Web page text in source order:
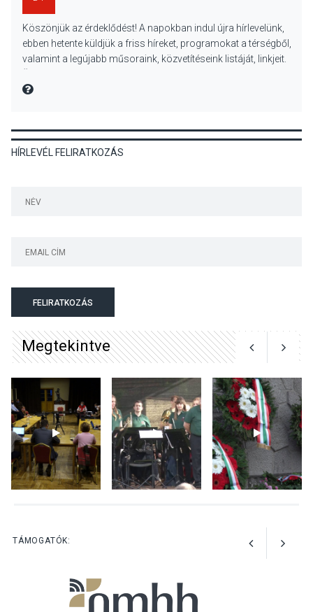
Mi a pszichológia, és miért
van rá szükségünk? –
Beszélgetés a Kacsakő
KULTÚRA 2026 AUG 06
Különleges csillagles lesz
hagyomány – kiállítás
Surány Fesztivált
Mordái folk-rock koncert
lesz a pilismaróti Duna-
parton
KULTÚRA 2026 AUG 05
Köszönjük az érdeklődést! A napokban indul újra hírlevelünk,
ebben hetente küldjük a friss híreket, programokat a térségből,
valamint a legújabb műsoraink, közvetítéseink listáját, linkjeit.
MIRE MONDTA
HÍRLEVÉL FELIRATKOZÁS
FELIRATKOZÁS
Megtekintve
TÁMOGATÓK: